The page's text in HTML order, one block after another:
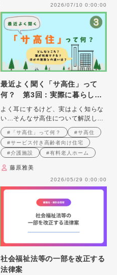
2026/07/10 0:00:00
最近よく聞く「サ高住」って
何？ 第3回：実際に暮らして
いるのはどんな人？ 〜タイプ
別・エピソード別の「暮らし」
のリアル〜
よく耳にするけど、実はよく知らな
い…そんなサ高住について解説しま
す
#「サ高住」って何？
#サ高住
#サービス付き高齢者向け住宅
#介護施設
#有料老人ホーム
藤原雅美
2026/05/29 0:00:00
社会福祉法等の一部を改正する
法律案